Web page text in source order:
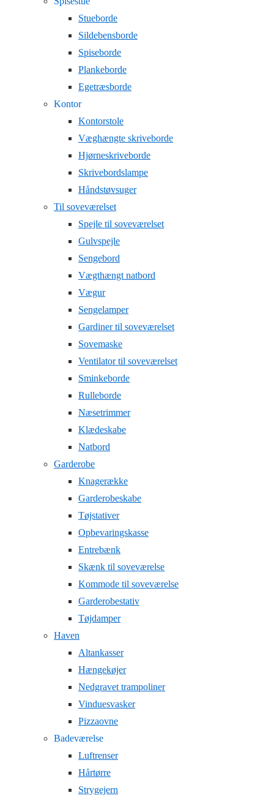
Stueborde
Sildebensborde
Spiseborde
Plankeborde
Egetræsborde
Kontor
Kontorstole
Væghængte skriveborde
Hjørneskriveborde
Skrivebordslampe
Håndstøvsuger
Til soveværelset
Spejle til soveværelset
Gulvspejle
Sengebord
Vægthængt natbord
Vægur
Sengelamper
Gardiner til soveværelset
Sovemaske
Ventilator til soveværelset
Sminkeborde
Rulleborde
Næsetrimmer
Klædeskabe
Natbord
Garderobe
Knagerække
Garderobeskabe
Tøjstativer
Opbevaringskasse
Entrebænk
Skænk til soveværelse
Kommode til soveværelse
Garderobestativ
Tøjdamper
Haven
Altankasser
Hængekøjer
Nedgravet trampoliner
Vinduesvasker
Pizzaovne
Badeværelse
Luftrenser
Hårtørre
Strygejern